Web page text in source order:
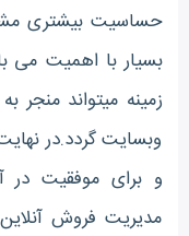
حساسیت بیشتری
بسیار با اهمیت می
زمینه میتواند منجر
وبسایت گردد.در
و برای موفقیت در
مدیریت فروش